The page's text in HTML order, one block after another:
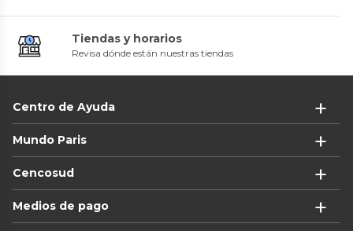
Tiendas y horarios
Revisa dónde están nuestras tiendas
Centro de Ayuda
Mundo Paris
Cencosud
Medios de pago